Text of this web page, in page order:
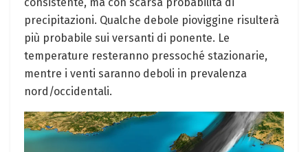
precipitazioni. Qualche debole pioviggine risulterà
più probabile sui versanti di ponente. Le
temperature resteranno pressoché stazionarie,
mentre i venti saranno deboli in prevalenza
nord/occidentali.